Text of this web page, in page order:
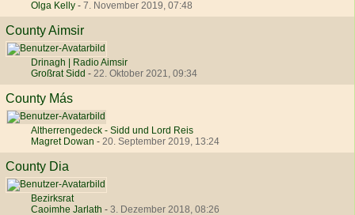
Olga Kelly - 7. November 2019, 07:48
County Aimsir
Drinagh | Radio Aimsir
Großrat Sidd - 22. Oktober 2021, 09:34
County Más
Altherrengedeck - Sidd und Lord Reis
Magret Dowan - 20. September 2019, 13:24
County Dia
Bezirksrat
Caoimhe Jarlath - 3. Dezember 2018, 08:26